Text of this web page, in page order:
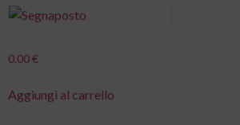
0,00€
Aggiungi al carrello